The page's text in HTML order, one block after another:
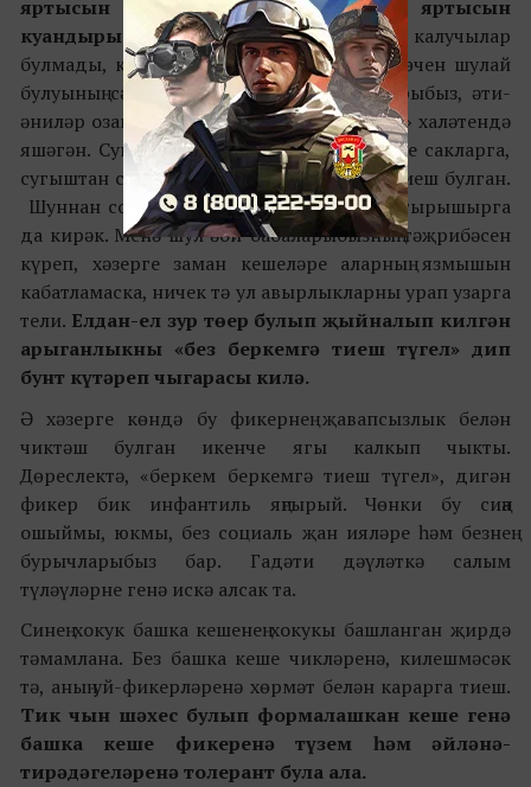
яртысын шок хәлендә, икенче яртысын
куандырып калдырды.Битараф калучылар
булмады, кыскасы. Чынлыкта, моның ни өчен шулай
булуының сәбәбе гади: безнең әби-бабаларыбыз, әти-
әниләр озак вакыт аралыгында «тиешлек» халәтендә
яшәгән. Сугыш чоры кешеләре туган илне сакларга,
сугыштан соңгылар дәүләтне тергезергә тиеш булган.
Шуннан соң мул тормыш алып барырга тырышырга
да кирәк. Менә шул әби-бабаларыбызның тәҗрибәсен
күреп, хәзерге заман кешеләре аларның язмышын
кабатламаска, ничек тә ул авырлыкларны урап узарга
тели. Елдан-ел зур төер булып җыйналып килгән
арыганлыкны «без беркемгә тиеш түгел» дип
бунт күтәреп чыгарасы килә.
Ә хәзерге көндә бу фикернең җавапсызлык белән
чиктәш булган икенче ягы калкып чыкты.
Дөреслектә, «беркем беркемгә тиеш түгел», дигән
фикер бик инфантиль яңгырый. Чөнки бу сиңа
ошыймы, юкмы, без социаль җан ияләре һәм безнең
бурычларыбыз бар. Гадәти дәүләткә салым
түләүләрне генә искә алсак та.
Синең хокук башка кешенең хокукы башланган җирдә
тәмамлана. Без башка кеше чикләренә, килешмәсәк
тә, аның уй-фикерләренә хөрмәт белән карарга тиеш.
Тик чын шәхес булып формалашкан кеше генә
башка кеше фикеренә түзем һәм әйләнә-
тирәдәгеләренә толерант була ала.